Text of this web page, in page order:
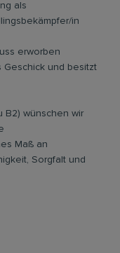
als
in
erworben
Geschick und besitzt
B2) wünschen wir
Maß an
Sorgfalt und